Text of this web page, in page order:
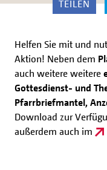
TEILEN
Helfen Sie mit und
Aktion! Neben dem
auch weitere weitere
Gottesdienst- und
Pfarrbriefmantel,
Download zur
außerdem auch im